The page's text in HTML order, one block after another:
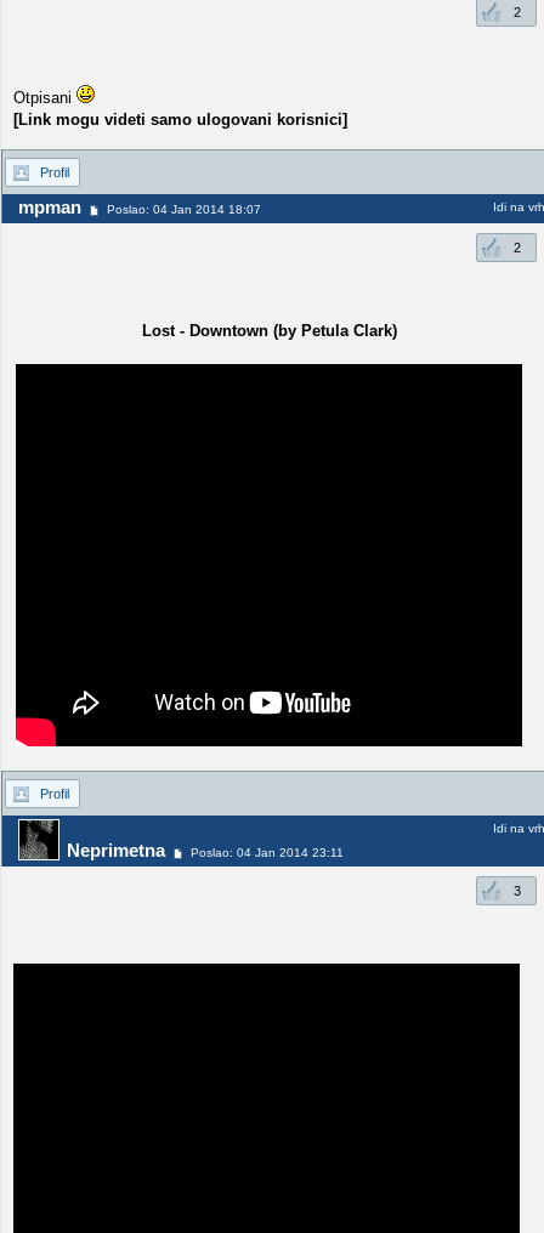
2
Otpisani
[Link mogu videti samo ulogovani korisnici]
Profil
mpman Poslao: 04 Jan 2014 18:07 Idi na vrh
2
Lost - Downtown (by Petula Clark)
Profil
Neprimetna Poslao: 04 Jan 2014 23:11
Idi na vrh
3